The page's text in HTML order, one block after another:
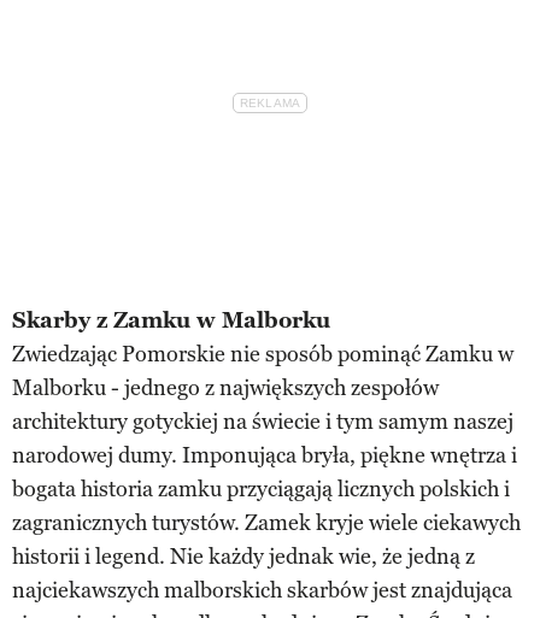
Skarby z Zamku w Malborku
Zwiedzając Pomorskie nie sposób pominąć Zamku w
Malborku - jednego z największych zespołów
architektury gotyckiej na świecie i tym samym naszej
narodowej dumy. Imponująca bryła, piękne wnętrza i
bogata historia zamku przyciągają licznych polskich i
zagranicznych turystów. Zamek kryje wiele ciekawych
historii i legend. Nie każdy jednak wie, że jedną z
najciekawszych malborskich skarbów jest znajdująca